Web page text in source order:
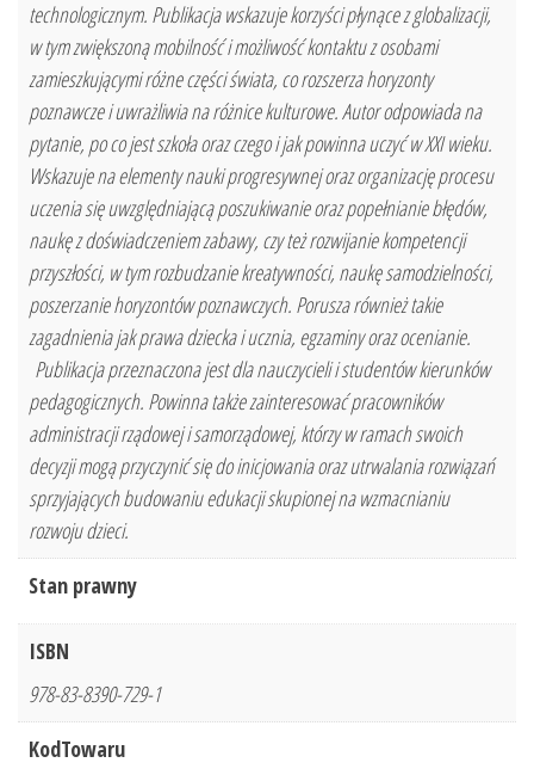
technologicznym. Publikacja wskazuje korzyści płynące z globalizacji,
w tym zwiększoną mobilność i możliwość kontaktu z osobami
zamieszkującymi różne części świata, co rozszerza horyzonty
poznawcze i uwrażliwia na różnice kulturowe. Autor odpowiada na
pytanie, po co jest szkoła oraz czego i jak powinna uczyć w XXI wieku.
Wskazuje na elementy nauki progresywnej oraz organizację procesu
uczenia się uwzględniającą poszukiwanie oraz popełnianie błędów,
naukę z doświadczeniem zabawy, czy też rozwijanie kompetencji
przyszłości, w tym rozbudzanie kreatywności, naukę samodzielności,
poszerzanie horyzontów poznawczych. Porusza również takie
zagadnienia jak prawa dziecka i ucznia, egzaminy oraz ocenianie.
Publikacja przeznaczona jest dla nauczycieli i studentów kierunków
pedagogicznych. Powinna także zainteresować pracowników
administracji rządowej i samorządowej, którzy w ramach swoich
decyzji mogą przyczynić się do inicjowania oraz utrwalania rozwiązań
sprzyjających budowaniu edukacji skupionej na wzmacnianiu
rozwoju dzieci.
Stan prawny
ISBN
978-83-8390-729-1
KodTowaru